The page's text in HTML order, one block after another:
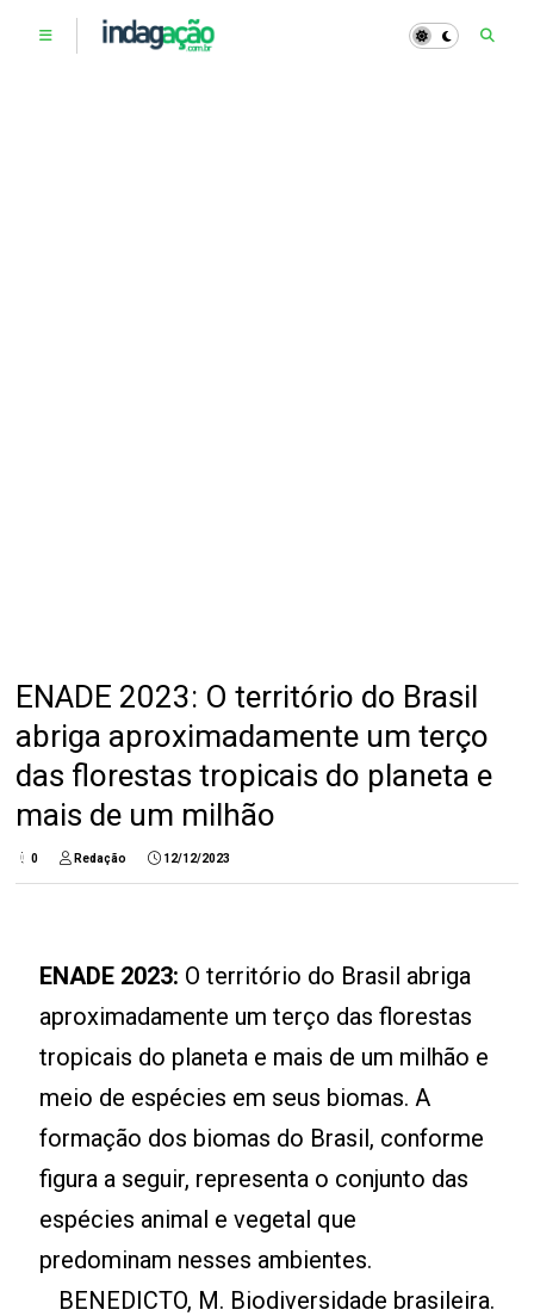
ENADE 2023: O território do Brasil
abriga aproximadamente um terço
das florestas tropicais do planeta e
mais de um milhão
0 Redação 12/12/2023
ENADE 2023: O território do Brasil abriga
aproximadamente um terço das florestas
tropicais do planeta e mais de um milhão e
meio de espécies em seus biomas. A
formação dos biomas do Brasil, conforme
figura a seguir, representa o conjunto das
espécies animal e vegetal que
predominam nesses ambientes.
BENEDICTO, M. Biodiversidade brasileira.